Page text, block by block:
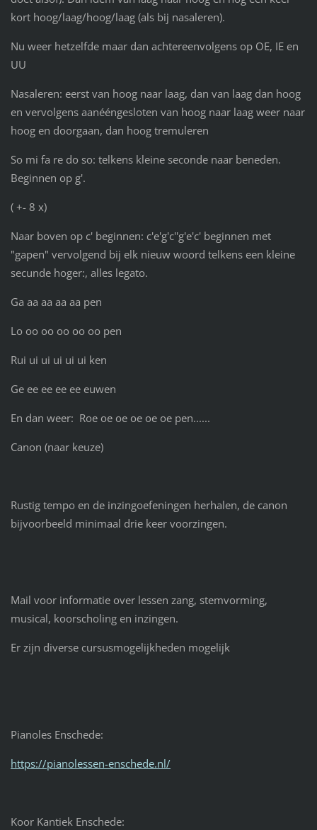
kort hoog/laag/hoog/laag (als bij nasaleren).
Nu weer hetzelfde maar dan achtereenvolgens op OE, IE en
UU
Nasaleren: eerst van hoog naar laag, dan van laag dan hoog
en vervolgens aanééngesloten van hoog naar laag weer naar
hoog en doorgaan, dan hoog tremuleren
So mi fa re do so: telkens kleine seconde naar beneden.
Beginnen op g'.
( +- 8 x)
Naar boven op c' beginnen: c'e'g'c''g'e'c' beginnen met
"gapen" vervolgend bij elk nieuw woord telkens een kleine
secunde hoger:, alles legato.
Ga aa aa aa aa pen
Lo oo oo oo oo oo pen
Rui ui ui ui ui ui ken
Ge ee ee ee ee euwen
En dan weer: Roe oe oe oe oe oe pen......
Canon (naar keuze)
Rustig tempo en de inzingoefeningen herhalen, de canon
bijvoorbeeld minimaal drie keer voorzingen.
Mail voor informatie over lessen zang, stemvorming,
musical, koorscholing en inzingen.
Er zijn diverse cursusmogelijkheden mogelijk
Pianoles Enschede:
https://pianolessen-enschede.nl/
Koor Kantiek Enschede: